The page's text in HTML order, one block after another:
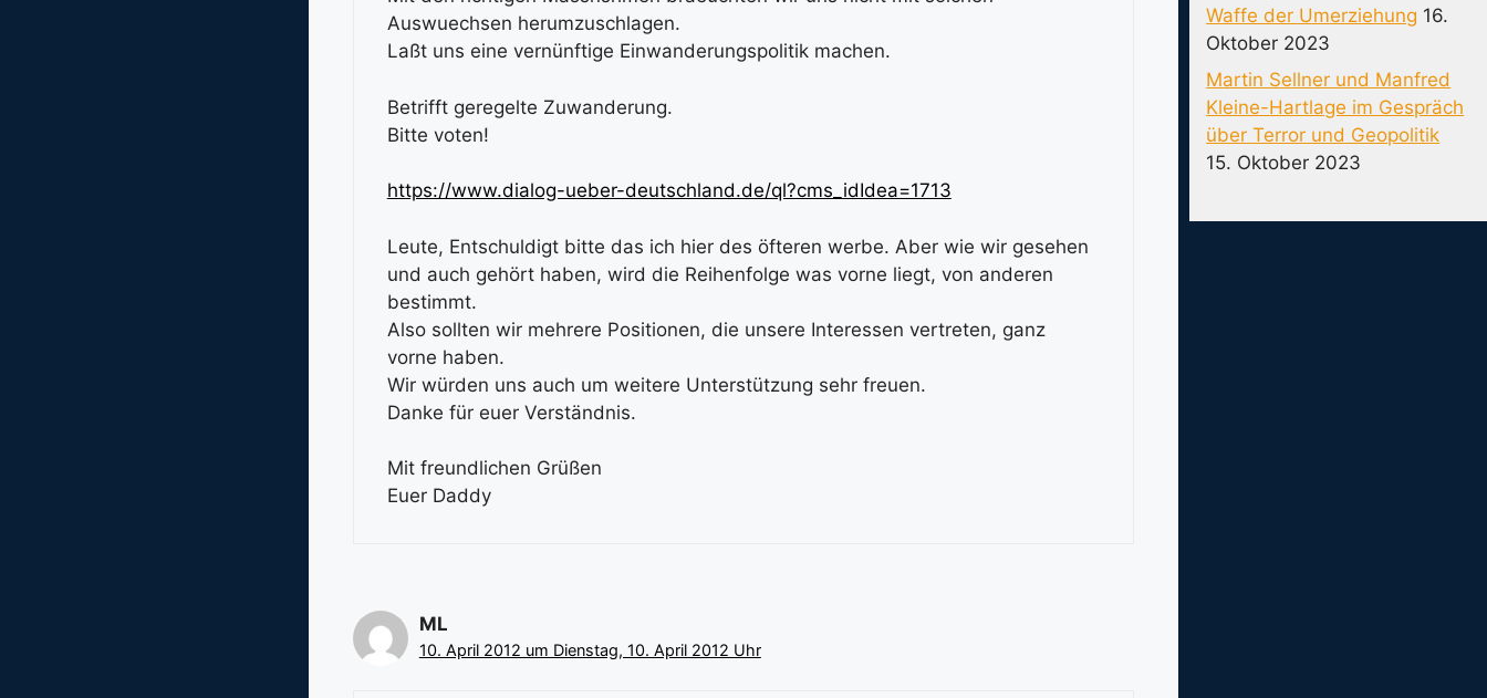
Auswuechsen herumzuschlagen.
Laßt uns eine vernünftige Einwanderungspolitik machen.
Betrifft geregelte Zuwanderung.
Bitte voten!
https://www.dialog-ueber-deutschland.de/ql?cms_idIdea=1713
Leute, Entschuldigt bitte das ich hier des öfteren werbe. Aber wie wir gesehen
und auch gehört haben, wird die Reihenfolge was vorne liegt, von anderen
bestimmt.
Also sollten wir mehrere Positionen, die unsere Interessen vertreten, ganz
vorne haben.
Wir würden uns auch um weitere Unterstützung sehr freuen.
Danke für euer Verständnis.
Mit freundlichen Grüßen
Euer Daddy
ML
10. April 2012 um Dienstag, 10. April 2012 Uhr
Waffe der Umerziehung 16.
Oktober 2023
Martin Sellner und Manfred
Kleine-Hartlage im Gespräch
über Terror und Geopolitik
15. Oktober 2023